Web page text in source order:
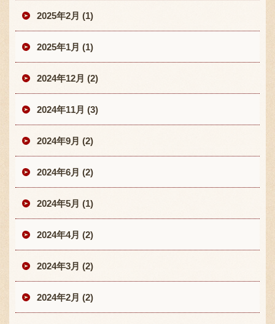
2025年2月 (1)
2025年1月 (1)
2024年12月 (2)
2024年11月 (3)
2024年9月 (2)
2024年6月 (2)
2024年5月 (1)
2024年4月 (2)
2024年3月 (2)
2024年2月 (2)